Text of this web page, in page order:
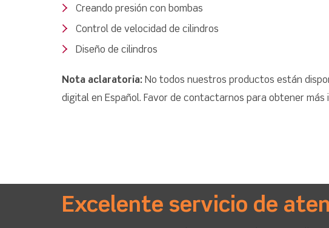
Creando presión con bombas
Control de velocidad de cilindros
Diseño de cilindros
Nota aclaratoria: No todos nuestros productos están
digital en Español. Favor de contactarnos para obtener más
Excelente servicio de